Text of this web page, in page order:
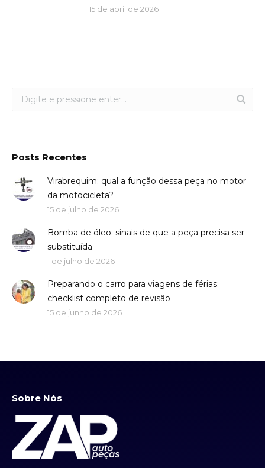
15 de abril de 2026
Posts Recentes
Virabrequim: qual a função dessa peça no motor
da motocicleta?
15 de julho de 2026
Bomba de óleo: sinais de que a peça precisa ser
substituída
1 de julho de 2026
Preparando o carro para viagens de férias:
checklist completo de revisão
15 de junho de 2026
Sobre Nós